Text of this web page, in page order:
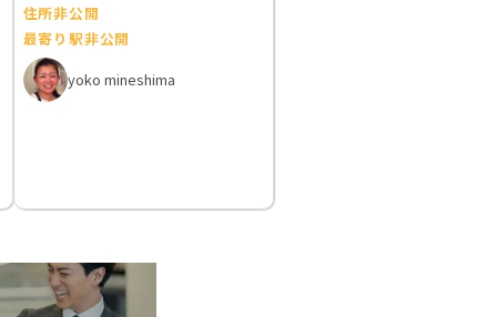
住所非公開
最寄り駅非公開
yoko mineshima